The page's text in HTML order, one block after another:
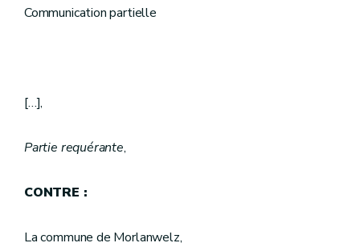
Communication partielle
[…],
Partie requérante,
CONTRE :
La commune de Morlanwelz,